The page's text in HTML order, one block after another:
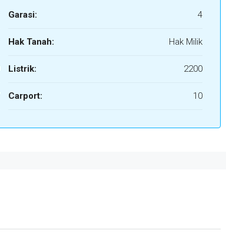
Garasi: 4
Hak Tanah: Hak Milik
Listrik: 2200
Carport: 10